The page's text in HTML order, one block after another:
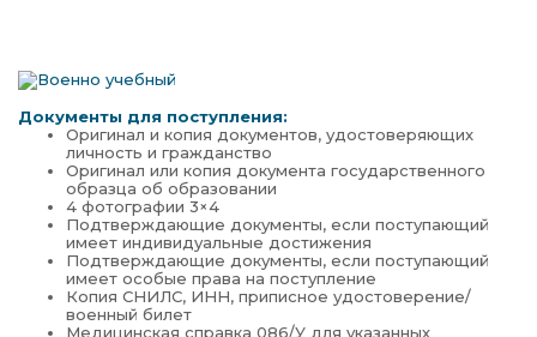
Документы для поступления:
Оригинал и копия документов, удостоверяющих
личность и гражданство
Оригинал или копия документа государственного
образца об образовании
4 фотографии 3×4
Подтверждающие документы, если поступающий
имеет индивидуальные достижения
Подтверждающие документы, если поступающий
имеет особые права на поступление
Копия СНИЛС, ИНН, приписное удостоверение/
военный билет
Медицинская справка 086/У для указанных